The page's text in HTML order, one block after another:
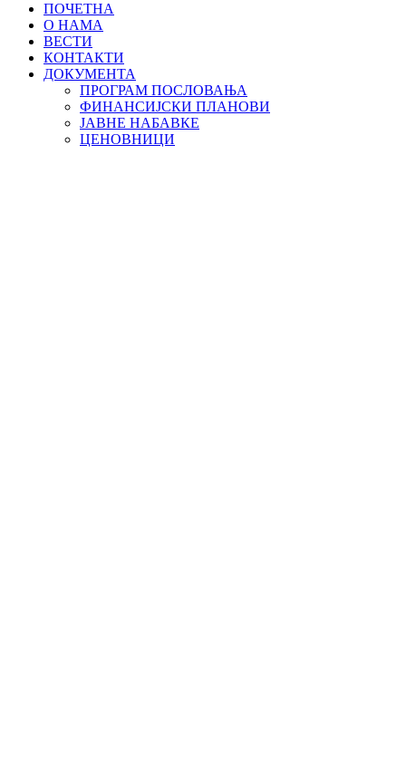
ПОЧЕТНА
О НАМА
ВЕСТИ
КОНТАКТИ
ДОКУМЕНТА
ПРОГРАМ ПОСЛОВАЊА
ФИНАНСИЈСКИ ПЛАНОВИ
ЈАВНЕ НАБАВКЕ
ЦЕНОВНИЦИ